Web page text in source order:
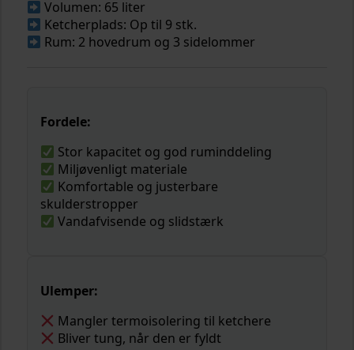
Volumen: 65 liter
Ketcherplads: Op til 9 stk.
Rum: 2 hovedrum og 3 sidelommer
Fordele:
Stor kapacitet og god ruminddeling
Miljøvenligt materiale
Komfortable og justerbare
skulderstropper
Vandafvisende og slidstærk
Ulemper:
Mangler termoisolering til ketchere
Bliver tung, når den er fyldt